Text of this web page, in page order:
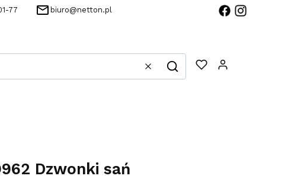
77 biuro@netton.pl
WyczyśćSzukaj
Dzwonki sań